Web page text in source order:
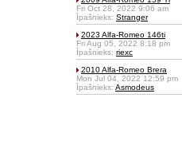
Fri Oct 28, 2022 9:06 am
Īpašnieks: Stranger
2023 Alfa-Romeo 146ti
Fri Aug 05, 2022 8:18 pm
Īpašnieks: riexc
2010 Alfa-Romeo Brera
Mon Jul 04, 2022 12:59 pm
Īpašnieks: Asmodeus